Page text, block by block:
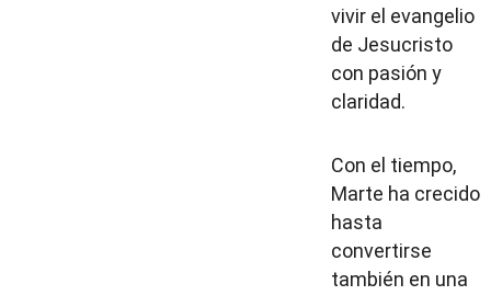
vivir el evangelio
de Jesucristo
con pasión y
claridad.
Con el tiempo,
Marte ha crecido
hasta
convertirse
también en una